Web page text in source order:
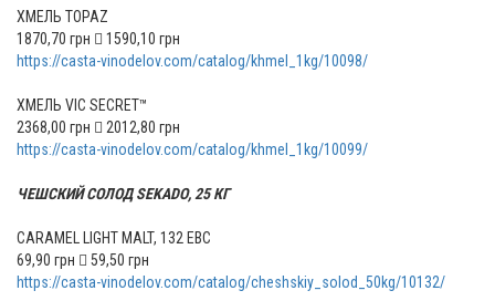
ХМЕЛЬ TOPAZ
1870,70 грн  1590,10 грн
https://casta-vinodelov.com/catalog/khmel_1kg/10098/
ХМЕЛЬ VIC SECRET™
2368,00 грн  2012,80 грн
https://casta-vinodelov.com/catalog/khmel_1kg/10099/
ЧЕШСКИЙ СОЛОД SEKADО, 25 КГ
CARAMEL LIGHT MALT, 132 ЕВС
69,90 грн  59,50 грн
https://casta-vinodelov.com/catalog/cheshskiy_solod_50kg/10132/